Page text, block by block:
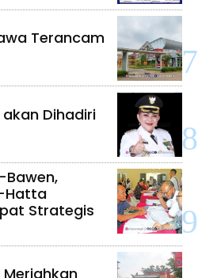
Terancam
Dihadiri
Bawen,
Hatta
Strategis